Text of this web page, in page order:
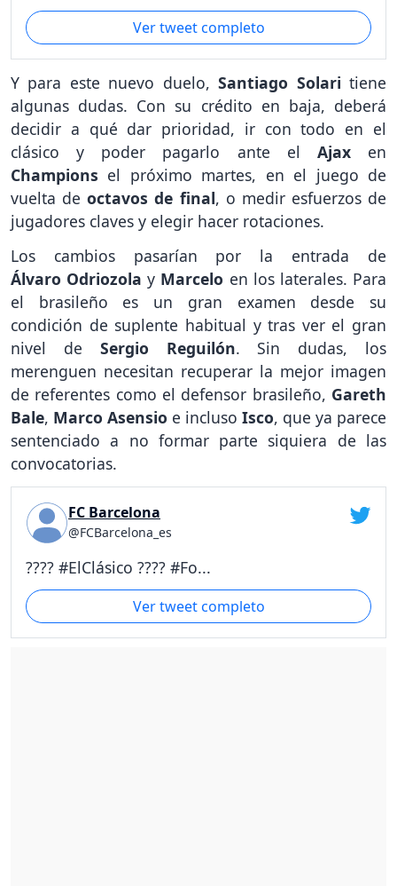
Ver tweet completo
Y para este nuevo duelo,Santiago Solari tiene
algunas dudas. Con su crédito en baja, deberá
decidir a qué dar prioridad, ir con todo en el
clásico y poder pagarlo ante el Ajax en
Champions el próximo martes, en el juego de
vuelta deoctavos de final, o medir esfuerzos de
jugadores claves y elegir hacer rotaciones.
Los cambios pasarían por la entrada de
Álvaro Odriozolay Marcelo en los laterales. Para
el brasileño es un gran examen desde su
condición de suplente habitual y tras ver el gran
nivel de Sergio Reguilón. Sin dudas, los
merenguen necesitan recuperar la mejor imagen
de referentes como el defensor brasileño, Gareth
Bale, Marco Asensio e incluso Isco, que ya parece
sentenciado a no formar parte siquiera de las
convocatorias.
FC Barcelona
@FCBarcelona_es
???? #ElClásico ???? #Fo...
Ver tweet completo